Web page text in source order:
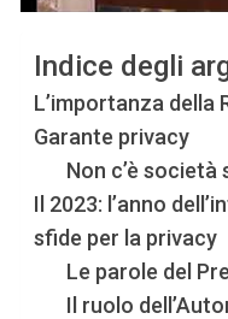
Indice degli
L’importanza della
Garante privacy
Non c’è società
Il 2023: l’anno
sfide per la privacy
Le parole del
Il ruolo